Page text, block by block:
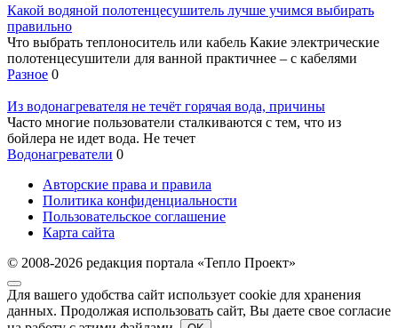
Какой водяной полотенцесушитель лучше учимся выбирать
правильно
Что выбрать теплоноситель или кабель Какие электрические
полотенцесушители для ванной практичнее – с кабелями
Разное 0
Из водонагревателя не течёт горячая вода, причины
Часто многие пользователи сталкиваются с тем, что из
бойлера не идет вода. Не течет
Водонагреватели 0
Авторские права и правила
Политика конфиденциальности
Пользовательское соглашение
Карта сайта
© 2008-2026 редакция портала «Тепло Проект»
Для вашего удобства сайт использует cookie для хранения
данных. Продолжая использовать сайт, Вы даете свое согласие